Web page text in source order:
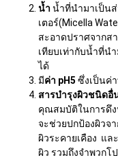
น้ำ น้ำที่นำมาเป็น
เตอร์(Micella
สะอาดปราศจากส
เทียบเท่ากับน้ำที่น
ได้
มีค่า pH5 ซึ่งเป็นค่
สารบำรุงผิวชนิดอื่
คุณสมบัติในการดึง
จะช่วยปกป้องผิวจ
ผิวระคายเคือง แ
ผิว รวมถึงจำพวก